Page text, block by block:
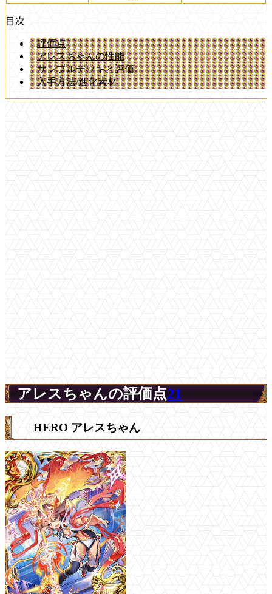
目次
評価点
アレスちゃんの性能
サンプルデッキと評価
入手方法/進化素材
アレスちゃんの評価点21
HERO アレスちゃん